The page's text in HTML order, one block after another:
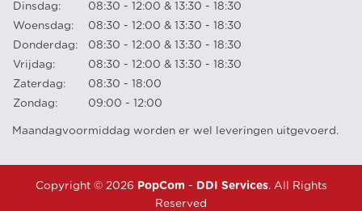
Dinsdag:
08:30 - 12:00 & 13:30 - 18:30
Woensdag:
08:30 - 12:00 & 13:30 - 18:30
Donderdag:
08:30 - 12:00 & 13:30 - 18:30
Vrijdag:
08:30 - 12:00 & 13:30 - 18:30
Zaterdag:
08:30 - 18:00
Zondag:
09:00 - 12:00
Maandagvoormiddag worden er wel leveringen uitgevoerd.
Copyright © 2026 PopCom - DDI Services. All Rights
Reserved